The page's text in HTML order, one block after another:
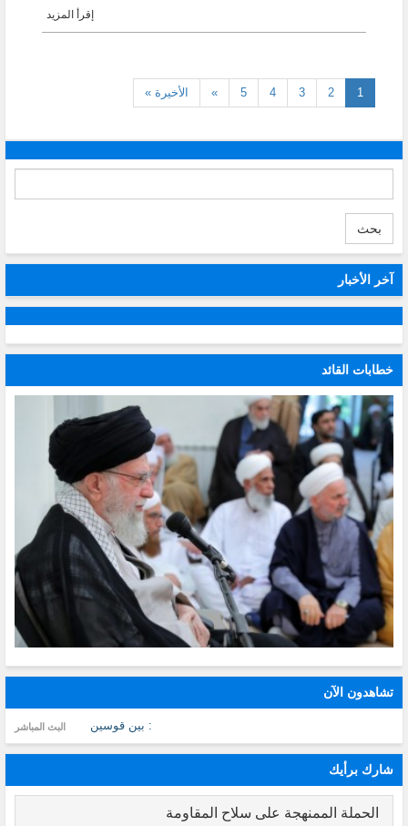
إقرأ المزيد
1
(current)
2
3
4
5
» الأخيرة »
بحث
آخر الأخبار
خطابات القائد
تشاهدون الآن
: بين قوسين البث المباشر
شارك برأيك
الحملة الممنهجة على سلاح المقاومة